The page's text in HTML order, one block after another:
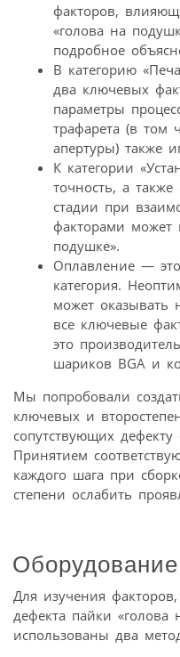
факторов,
«голова на
подробное
В категорию
два ключевых
параметры
трафарета (в том
апертуры) также
К категории
точность, а
стадии при
факторами может
подушке».
Оплавление —
категория.
может оказывать
все ключевые
это
шариков BGA и
Мы попробовали
ключевых и
сопутствующих
Принятием
каждого шага при
степени ослабить
Оборудование
Для изучения
дефекта пайки
использованы два